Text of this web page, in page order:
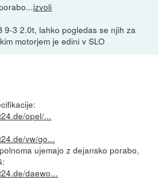
izvoli
9-3 2.0t, lahko pogledas se njih za
motorjem je edini v SLO
opel/...
vw/go...
ujemajo z dejansko porabo,
daewo...